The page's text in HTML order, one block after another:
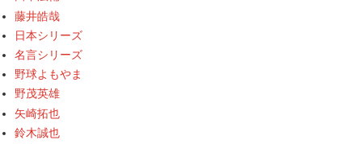
藤井皓哉
日本シリーズ
名言シリーズ
野球よもやま
野茂英雄
矢崎拓也
鈴木誠也